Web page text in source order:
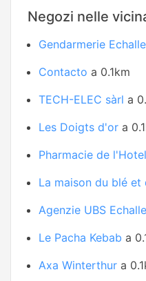
Negozi nelle
Gendarmerie
Contacto a 0.1km
TECH-ELEC sàrl a
Les Doigts d'or a
Pharmacie de
La maison du blé et
Agenzie UBS
Le Pacha Kebab a
Axa Winterthur a